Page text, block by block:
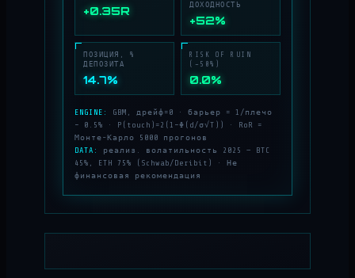
+0.35R
ДОХОДНОСТЬ
+52%
ПОЗИЦИЯ, %
ДЕПОЗИТА
14.7%
RISK OF RUIN
(−50%)
0.0%
ENGINE:
GBM, дрейф=0 · барьер = 1/плечо
− 0.5% · P(touch)=2(1−Φ(d/σ√T)) · RoR =
Монте-Карло 5000 прогонов
DATA:
реализ. волатильность 2025 — BTC
45%, ETH 75% (Schwab/Deribit) · Не
финансовая рекомендация